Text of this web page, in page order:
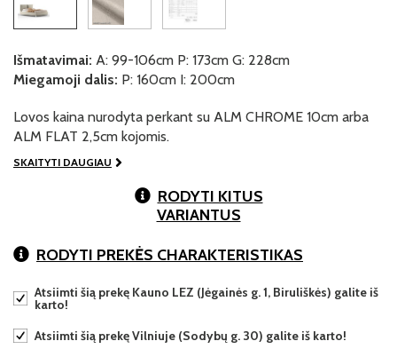
Išmatavimai: A: 99-106cm P: 173cm G: 228cm
Miegamoji dalis: P: 160cm I: 200cm
Lovos kaina nurodyta perkant su ALM CHROME 10cm arba
ALM FLAT 2,5cm kojomis.
SKAITYTI DAUGIAU
RODYTI KITUS
VARIANTUS
RODYTI PREKĖS CHARAKTERISTIKAS
Atsiimti šią prekę Kauno LEZ (Jėgainės g. 1, Biruliškės) galite iš
karto!
Atsiimti šią prekę Vilniuje (Sodybų g. 30) galite iš karto!